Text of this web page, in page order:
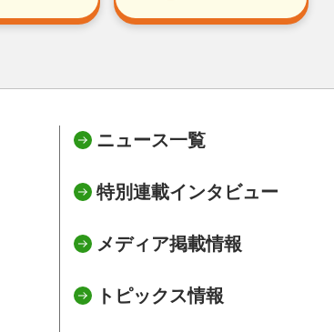
ニュース一覧
特別連載インタビュー
メディア掲載情報
トピックス情報